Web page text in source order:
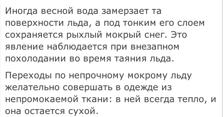
Иногда весной вода замерзает та
поверхности льда, а под тонким его слоем
сохраняется рыхлый мокрый снег. Это
явление наблюдается при внезапном
похолодании во время таяния льда.
Переходы по непрочному мокрому льду
желательно совершать в одежде из
непромокаемой ткани: в ней всегда тепло, и
она остается сухой.